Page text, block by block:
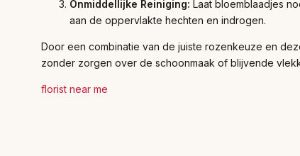
Onmiddellijke Reiniging: Laat bloemblaadjes
aan de oppervlakte hechten en indrogen.
Door een combinatie van de juiste rozenkeuze en
zonder zorgen over de schoonmaak of blijvende
florist near me